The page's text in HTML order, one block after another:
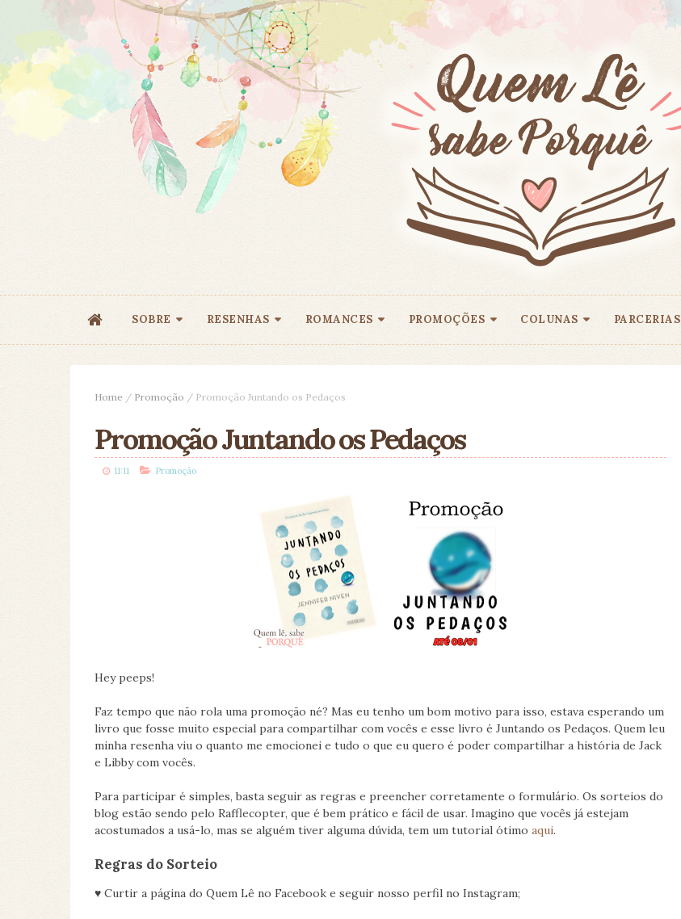
SOBRE RESENHAS ROMANCES PROMOÇÕES COLUNAS PARCERIAS
Home / Promoção / Promoção Juntando os Pedaços
Promoção Juntando os Pedaços
11:11 Promoção
Hey peeps!
Faz tempo que não rola uma promoção né? Mas eu tenho um bom motivo para isso, estava esperando um
livro que fosse muito especial para compartilhar com vocês e esse livro é Juntando os Pedaços. Quem leu
minha resenha viu o quanto me emocionei e tudo o que eu quero é poder compartilhar a história de Jack
e Libby com vocês.
Para participar é simples, basta seguir as regras e preencher corretamente o formulário. Os sorteios do
blog estão sendo pelo Rafflecopter, que é bem prático e fácil de usar. Imagino que vocês já estejam
acostumados a usá-lo, mas se alguém tiver alguma dúvida, tem um tutorial ótimo aqui.
Regras do Sorteio
♥ Curtir a página do Quem Lê no Facebook e seguir nosso perfil no Instagram;